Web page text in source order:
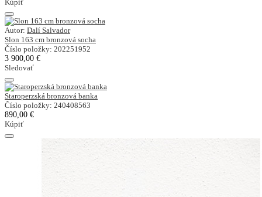
Kúpiť
Autor: Dalí Salvador
Slon 163 cm bronzová socha
Číslo položky: 202251952
3 900,00 €
Sledovať
Staroperzská bronzová banka
Číslo položky: 240408563
890,00 €
Kúpiť